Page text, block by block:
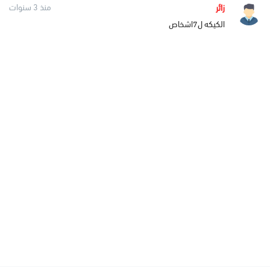
زائر
منذ 3 سنوات
الكيكه ل7اشخاص